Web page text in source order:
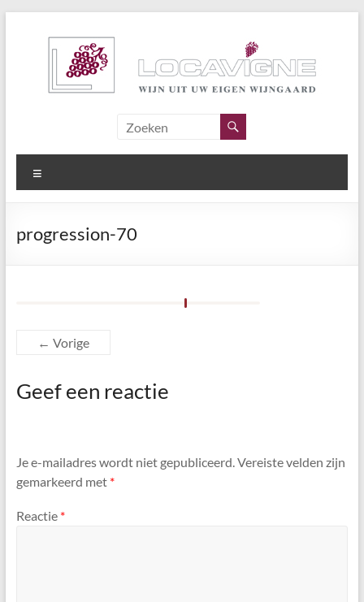
Locavigne
Wijn
progression-70
← Vorige
Geef een reactie
Je e-mailadres wordt niet gepubliceerd.Vereiste velden zijn
gemarkeerd met *
Reactie *